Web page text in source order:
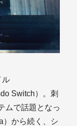
ル
Switch）。刺
ムで話題となっ
）から続く、シ